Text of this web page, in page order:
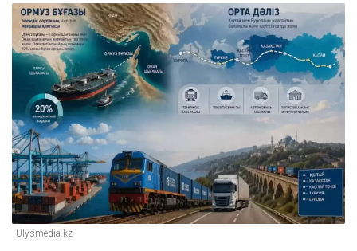
Ulysmedia.kz